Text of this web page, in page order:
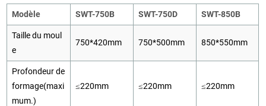
Modèle SWT-750B SWT-750D SWT-850B
Taille du moul
e
750*420mm 750*500mm 850*550mm
Profondeur de
formage(maxi
mum.)
≤220mm ≤220mm ≤220mm